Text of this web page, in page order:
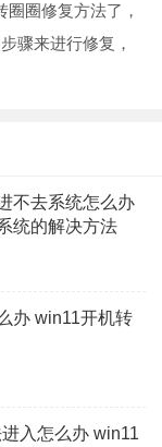
圈修复方法了，
骤来进行修复，
不去系统怎么办
统的解决方法
办 win11开机转
入怎么办 win11